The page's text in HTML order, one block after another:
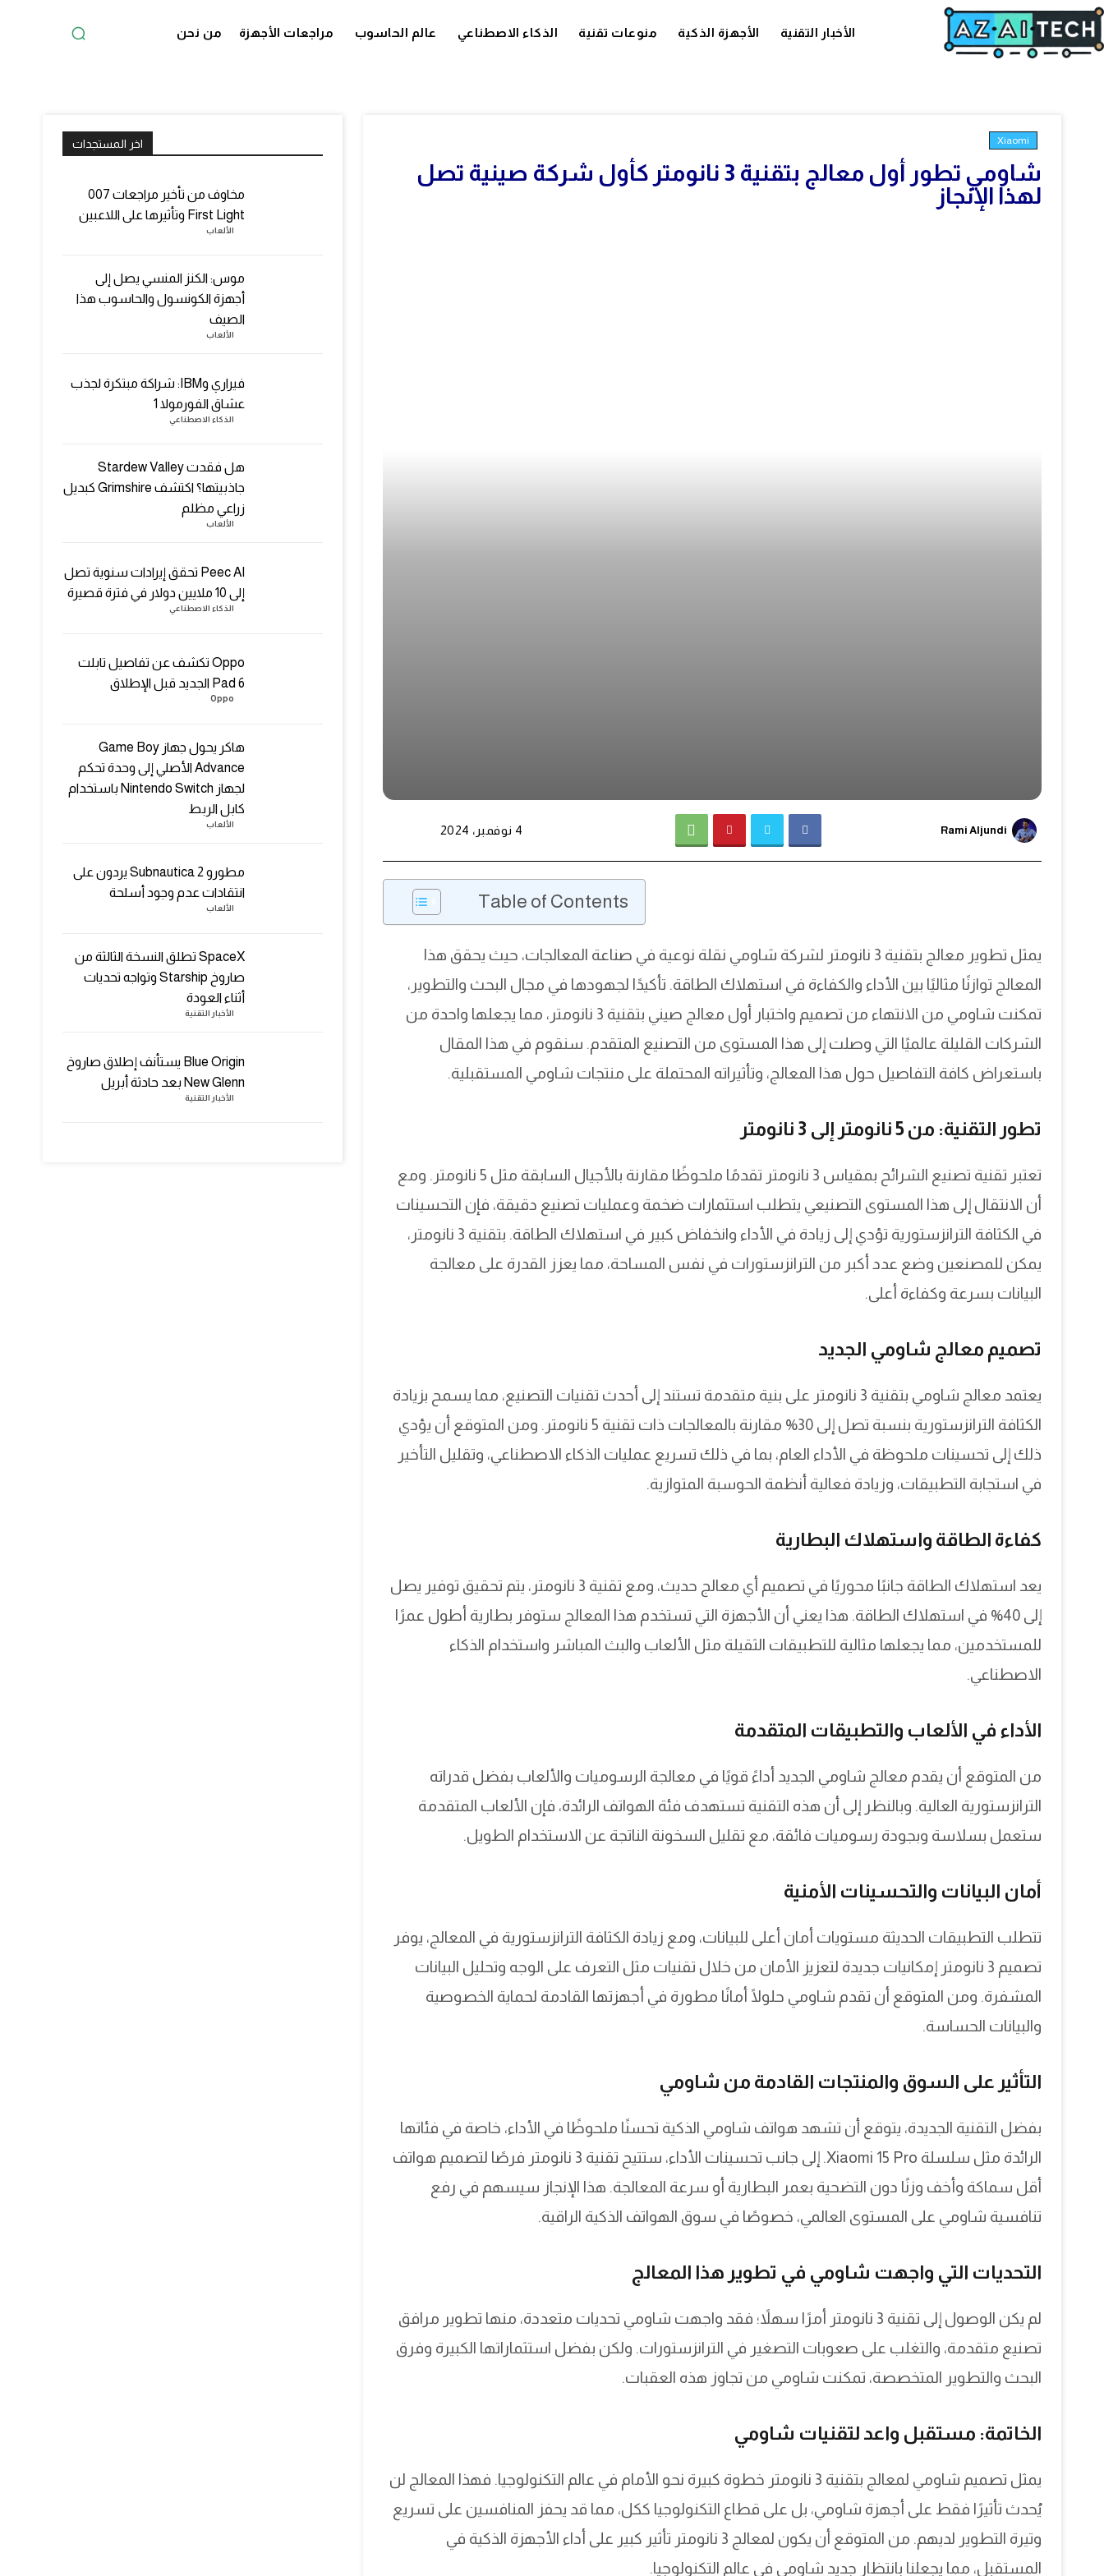
الأخبار التقنية الأجهزة الذكية منوعات تقنية الذكاء الاصطناعي عالم الحاسوب مراجعات الأجهزة من نحن
Xiaomi
شاومي تطور أول معالج بتقنية 3 نانومتر كأول شركة صينية تصل
لهذا الإنجاز
Rami Aljundi 4 نوفمبر، 2024
Table of Contents
يمثل تطوير معالج بتقنية 3 نانومتر لشركة شاومي نقلة نوعية في صناعة المعالجات، حيث يحقق هذا
المعالج توازنًا مثاليًا بين الأداء والكفاءة في استهلاك الطاقة. تأكيدًا لجهودها في مجال البحث والتطوير،
تمكنت شاومي من الانتهاء من تصميم واختبار أول معالج صيني بتقنية 3 نانومتر، مما يجعلها واحدة من
الشركات القليلة عالميًا التي وصلت إلى هذا المستوى من التصنيع المتقدم. سنقوم في هذا المقال
باستعراض كافة التفاصيل حول هذا المعالج، وتأثيراته المحتملة على منتجات شاومي المستقبلية.
تطور التقنية: من 5 نانومتر إلى 3 نانومتر
تعتبر تقنية تصنيع الشرائح بمقياس 3 نانومتر تقدمًا ملحوظًا مقارنة بالأجيال السابقة مثل 5 نانومتر. ومع
أن الانتقال إلى هذا المستوى التصنيعي يتطلب استثمارات ضخمة وعمليات تصنيع دقيقة، فإن التحسينات
في الكثافة الترانزستورية تؤدي إلى زيادة في الأداء وانخفاض كبير في استهلاك الطاقة. بتقنية 3 نانومتر،
يمكن للمصنعين وضع عدد أكبر من الترانزستورات في نفس المساحة، مما يعزز القدرة على معالجة
البيانات بسرعة وكفاءة أعلى.
تصميم معالج شاومي الجديد
يعتمد معالج شاومي بتقنية 3 نانومتر على بنية متقدمة تستند إلى أحدث تقنيات التصنيع، مما يسمح بزيادة
الكثافة الترانزستورية بنسبة تصل إلى 30% مقارنة بالمعالجات ذات تقنية 5 نانومتر. ومن المتوقع أن يؤدي
ذلك إلى تحسينات ملحوظة في الأداء العام، بما في ذلك تسريع عمليات الذكاء الاصطناعي، وتقليل التأخير
في استجابة التطبيقات، وزيادة فعالية أنظمة الحوسبة المتوازية.
كفاءة الطاقة واستهلاك البطارية
يعد استهلاك الطاقة جانبًا محوريًا في تصميم أي معالج حديث، ومع تقنية 3 نانومتر، يتم تحقيق توفير يصل
إلى 40% في استهلاك الطاقة. هذا يعني أن الأجهزة التي تستخدم هذا المعالج ستوفر بطارية أطول عمرًا
للمستخدمين، مما يجعلها مثالية للتطبيقات الثقيلة مثل الألعاب والبث المباشر واستخدام الذكاء
الاصطناعي.
الأداء في الألعاب والتطبيقات المتقدمة
من المتوقع أن يقدم معالج شاومي الجديد أداءً قويًا في معالجة الرسوميات والألعاب بفضل قدراته
الترانزستورية العالية. وبالنظر إلى أن هذه التقنية تستهدف فئة الهواتف الرائدة، فإن الألعاب المتقدمة
ستعمل بسلاسة وبجودة رسوميات فائقة، مع تقليل السخونة الناتجة عن الاستخدام الطويل.
أمان البيانات والتحسينات الأمنية
تتطلب التطبيقات الحديثة مستويات أمان أعلى للبيانات، ومع زيادة الكثافة الترانزستورية في المعالج، يوفر
تصميم 3 نانومتر إمكانيات جديدة لتعزيز الأمان من خلال تقنيات مثل التعرف على الوجه وتحليل البيانات
المشفرة. ومن المتوقع أن تقدم شاومي حلولًا أمانًا مطورة في أجهزتها القادمة لحماية الخصوصية
والبيانات الحساسة.
التأثير على السوق والمنتجات القادمة من شاومي
بفضل التقنية الجديدة، يتوقع أن تشهد هواتف شاومي الذكية تحسنًا ملحوظًا في الأداء، خاصة في فئاتها
الرائدة مثل سلسلة Xiaomi 15 Pro. إلى جانب تحسينات الأداء، ستتيح تقنية 3 نانومتر فرصًا لتصميم هواتف
أقل سماكة وأخف وزنًا دون التضحية بعمر البطارية أو سرعة المعالجة. هذا الإنجاز سيسهم في رفع
تنافسية شاومي على المستوى العالمي، خصوصًا في سوق الهواتف الذكية الراقية.
التحديات التي واجهت شاومي في تطوير هذا المعالج
لم يكن الوصول إلى تقنية 3 نانومتر أمرًا سهلاً؛ فقد واجهت شاومي تحديات متعددة، منها تطوير مرافق
تصنيع متقدمة، والتغلب على صعوبات التصغير في الترانزستورات. ولكن بفضل استثماراتها الكبيرة وفرق
البحث والتطوير المتخصصة، تمكنت شاومي من تجاوز هذه العقبات.
الخاتمة: مستقبل واعد لتقنيات شاومي
يمثل تصميم شاومي لمعالج بتقنية 3 نانومتر خطوة كبيرة نحو الأمام في عالم التكنولوجيا. فهذا المعالج لن
يُحدث تأثيرًا فقط على أجهزة شاومي، بل على قطاع التكنولوجيا ككل، مما قد يحفز المنافسين على تسريع
وتيرة التطوير لديهم. من المتوقع أن يكون لمعالج 3 نانومتر تأثير كبير على أداء الأجهزة الذكية في
المستقبل، مما يجعلنا بانتظار جديد شاومي في عالم التكنولوجيا.
اخر المستجدات
مخاوف من تأخير مراجعات 007
First Light وتأثيرها على اللاعبين
الألعاب
موس: الكنز المنسي يصل إلى
أجهزة الكونسول والحاسوب هذا
الصيف
الألعاب
فيراري وIBM: شراكة مبتكرة لجذب
عشاق الفورمولا 1
الذكاء الاصطناعي
هل فقدت Stardew Valley
جاذبيتها؟ اكتشف Grimshire كبديل
زراعي مظلم
الألعاب
Peec AI تحقق إيرادات سنوية تصل
إلى 10 ملايين دولار في فترة قصيرة
الذكاء الاصطناعي
Oppo تكشف عن تفاصيل تابلت
Pad 6 الجديد قبل الإطلاق
Oppo
هاكر يحول جهاز Game Boy
Advance الأصلي إلى وحدة تحكم
لجهاز Nintendo Switch باستخدام
كابل الربط
الألعاب
مطورو Subnautica 2 يردون على
انتقادات عدم وجود أسلحة
الألعاب
SpaceX تطلق النسخة الثالثة من
صاروخ Starship وتواجه تحديات
أثناء العودة
الأخبار التقنية
Blue Origin يستأنف إطلاق صاروخ
New Glenn بعد حادثة أبريل
الأخبار التقنية